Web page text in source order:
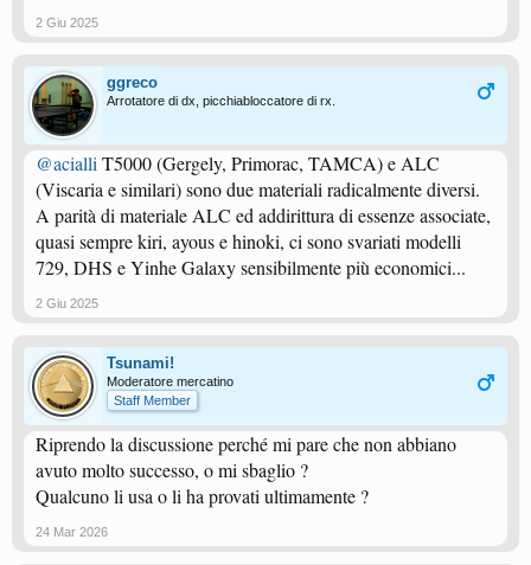
2 Giu 2025
ggreco
Arrotatore di dx, picchiabloccatore di rx.
@acialli T5000 (Gergely, Primorac, TAMCA) e ALC
(Viscaria e similari) sono due materiali radicalmente diversi.
A parità di materiale ALC ed addirittura di essenze associate,
quasi sempre kiri, ayous e hinoki, ci sono svariati modelli
729, DHS e Yinhe Galaxy sensibilmente più economici...
2 Giu 2025
Tsunami!
Moderatore mercatino
Staff Member
Riprendo la discussione perché mi pare che non abbiano
avuto molto successo, o mi sbaglio ?
Qualcuno li usa o li ha provati ultimamente ?
24 Mar 2026